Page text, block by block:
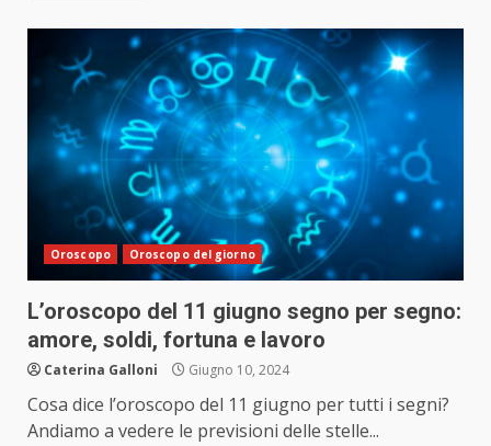
Oroscopo Oroscopo del giorno
L’oroscopo del 11 giugno segno per segno:
amore, soldi, fortuna e lavoro
Caterina Galloni Giugno 10, 2024
Cosa dice l’oroscopo del 11 giugno per tutti i segni?
Andiamo a vedere le previsioni delle stelle...